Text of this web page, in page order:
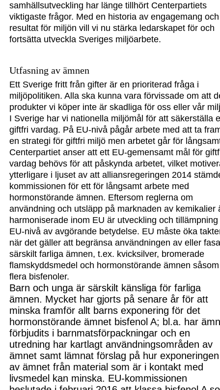
samhällsutveckling har länge tillhört Centerpartiets
viktigaste frågor. Med en historia av engagemang och
resultat för miljön vill vi nu stärka ledarskapet för och
fortsätta utveckla Sveriges miljöarbete.
Utfasning av ämnen
Ett Sverige fritt från gifter är en prioriterad fråga i
miljöpolitiken. Alla ska kunna vara förvissade om att
produkter vi köper inte är skadliga för oss eller vår
I Sverige har vi nationella miljömål för att säkerställa
giftfri vardag. På EU-nivå pågår arbete med att ta
en strategi för giftfri miljö men arbetet går för
Centerpartiet anser att ett EU-gemensamt mål för
vardag behövs för att påskynda arbetet, vilket
ytterligare i ljuset av att alliansregeringen 2014
kommissionen för ett för långsamt arbete med
hormonstörande ämnen. Eftersom reglerna om
användning och utsläpp på marknaden av kemikalier
harmoniserade inom EU är utveckling och
EU-nivåav avgörande betydelse. EU måste öka
när det gäller att begränsa användningen av eller
särskilt farliga ämnen, t.ex. kvicksilver, bromerade
flamskyddsmedel och hormonstörande ämnen såsom
flera bisfenoler.
Barn och unga är särskilt känsliga för farliga
ämnen. Mycket har gjorts på senare år för att
minska framför allt barns exponering för det
hormonstörande ämnet bisfenol A; bl.a. har
förbjudits i barnmatsförpackningar och en
utredning har kartlagt användningsområden av
ämnet samt lämnat förslag på hur exponeringen
av ämnet från material som är i kontakt med
livsmedel kan minska. EU-kommissionen